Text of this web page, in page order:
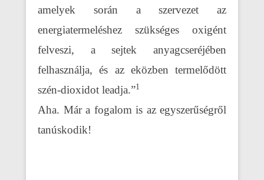
amelyek során a szervezet az
energiatermeléshez szükséges oxigént
felveszi, a sejtek anyagcseréjében
felhasználja, és az eközben termelődött
szén-dioxidot leadja.”1
Aha. Már a fogalom is az egyszerűségről
tanúskodik!